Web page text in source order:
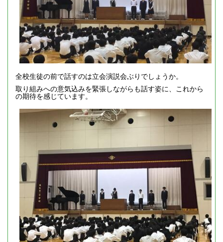
全校生徒の前で話すのは立会演説会ぶりでしょうか。
取り組みへの意気込みを緊張しながらも話す姿に、これから
の期待を感じています。